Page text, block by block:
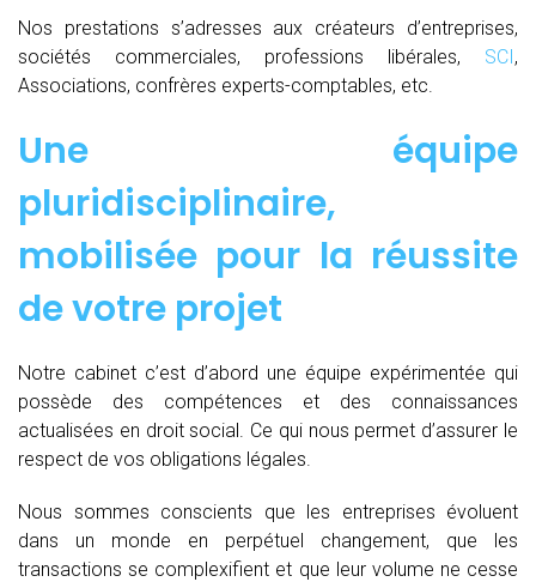
Nos prestations s’adresses aux créateurs d’entreprises,
sociétés commerciales, professions libérales, SCI,
Associations, confrères experts-comptables, etc.
Une équipe
pluridisciplinaire,
mobilisée pour la réussite
de votre projet
Notre cabinet c’est d’abord une équipe expérimentée qui
possède des compétences et des connaissances
actualisées en droit social. Ce qui nous permet d’assurer le
respect de vos obligations légales.
Nous sommes conscients que les entreprises évoluent
dans un monde en perpétuel changement, que les
transactions se complexifient et que leur volume ne cesse